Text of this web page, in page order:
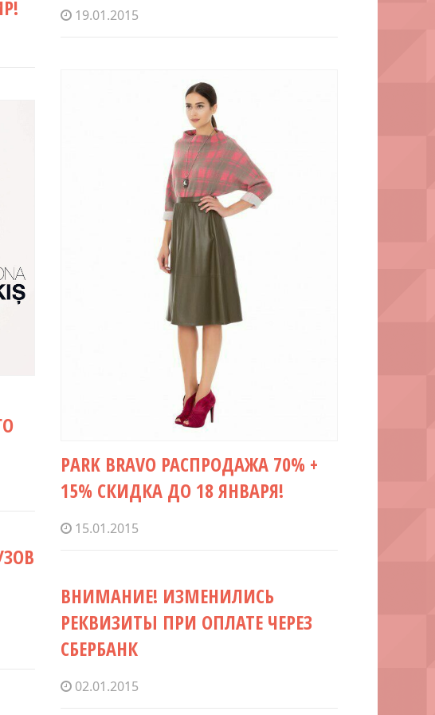
19.01.2015
PARK BRAVO РАСПРОДАЖА 70% +
15% СКИДКА ДО 18 ЯНВАРЯ!
15.01.2015
ВНИМАНИЕ! ИЗМЕНИЛИСЬ
РЕКВИЗИТЫ ПРИ ОПЛАТЕ ЧЕРЕЗ
СБЕРБАНК
02.01.2015